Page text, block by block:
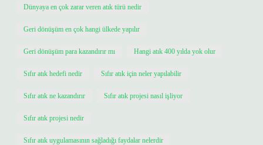
Dünyaya en çok zarar veren atık türü nedir
Geri dönüşüm en çok hangi ülkede yapılır
Geri dönüşüm para kazandırır mı Hangi atık 400 yılda yok olur
Sıfır atık hedefi nedir Sıfır atık için neler yapılabilir
Sıfır atık ne kazandırır Sıfır atık projesi nasıl işliyor
Sıfır atık projesi nedir
Sıfır atık uygulamasının sağladığı faydalar nelerdir